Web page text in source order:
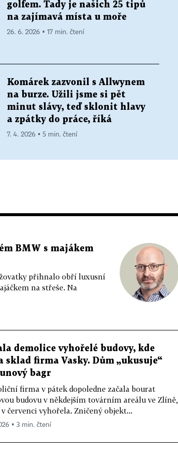
golfem. Tady je našich 25 tipů
na zajímavá místa u moře
26. 6. 2026 ▪ 17 min. čtení
Komárek zazvonil s Allwynem
na burze. Užili jsme si pět
minut slávy, teď sklonit hlavy
a zpátky do práce, říká
7. 4. 2026 ▪ 5 min. čtení
BMW s majákem
přihnalo obří luxusní
na střeše. Na
demolice vyhořelé budovy, kde
sklad firma Vasky. Dům „ukusuje“
bagr
firma v pátek dopoledne začala bourat
budovu v někdejším továrním areálu ve Zlíně,
červenci vyhořela. Zničený objekt...
▪ 3 min. čtení